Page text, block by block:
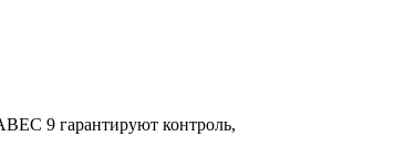
9 гарантируют контроль,